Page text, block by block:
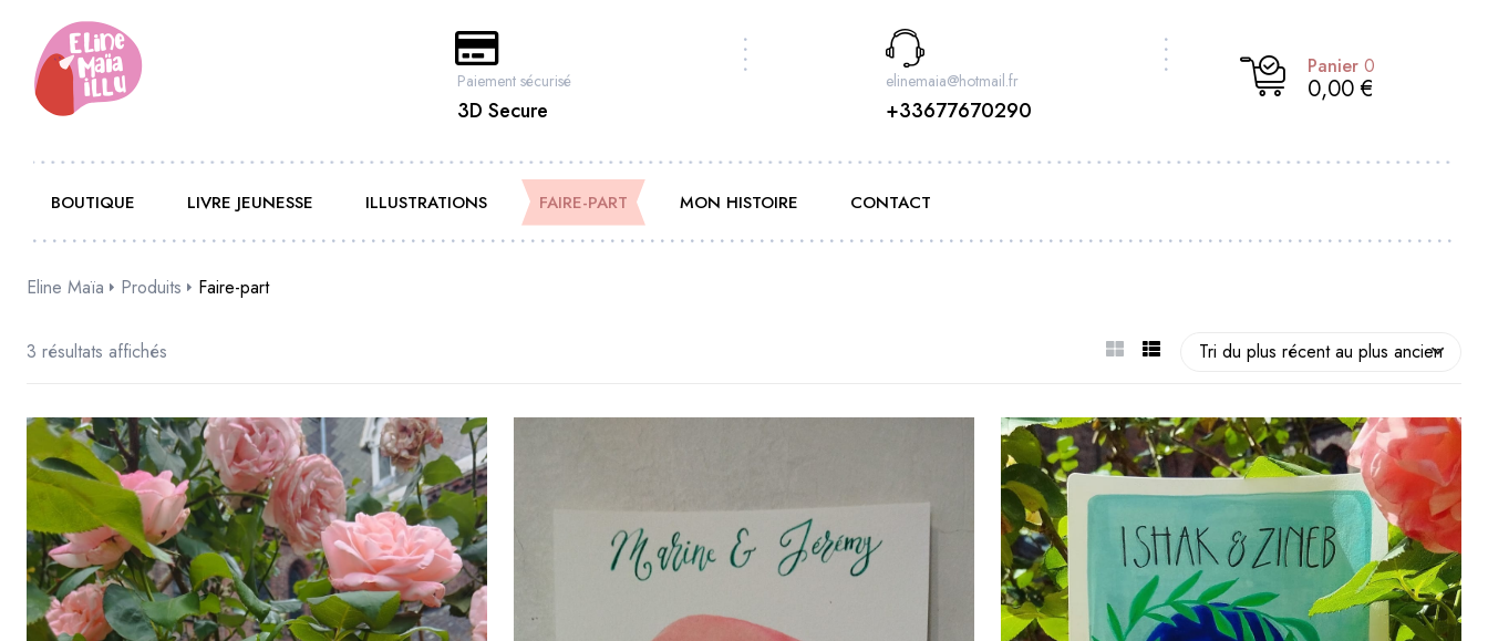
Paiement sécurisé
3D Secure
elinemaia@hotmail.fr
+33677670290
Panier 0
0,00 €
BOUTIQUE LIVRE JEUNESSE ILLUSTRATIONS FAIRE-PART MON HISTOIRE CONTACT
Eline Maïa Produits Faire-part
3 résultats affichés Tri du plus récent au plus ancien